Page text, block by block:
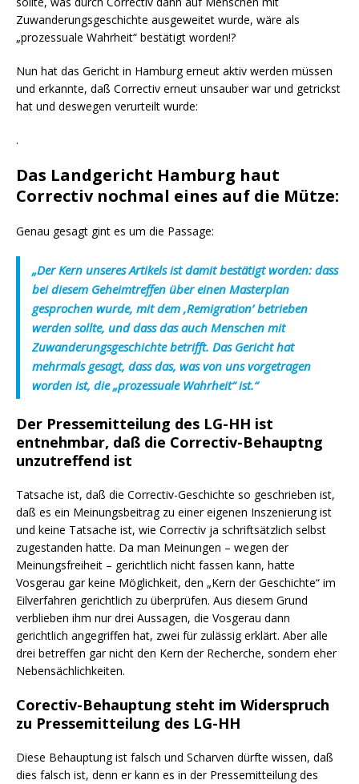
Zuwanderungsgeschichte ausgeweitet wurde, wäre als
„prozessuale Wahrheit“ bestätigt worden!?
Nun hat das Gericht in Hamburg erneut aktiv werden müssen
und erkannte, daß Correctiv erneut unsauber war und getrickst
hat und deswegen verurteilt wurde:
.
Das Landgericht Hamburg haut
Correctiv nochmal eines auf die Mütze:
Genau gesagt gint es um die Passage:
„Der Kern unseres Artikels ist damit bestätigt worden: dass
bei diesem Geheimtreffen über einen Masterplan
gesprochen wurde, mit dem ‚Remigration’ betrieben
werden sollte, und dass das auch Menschen mit
Zuwanderungsgeschichte betrifft. Das Gericht hat
mehrmals gesagt, dass das, was von uns vorgetragen
worden ist, die „prozessuale Wahrheit“ ist.“
Der Pressemitteilung des LG-HH ist
entnehmbar, daß die Correctiv-Behauptng
unzutreffend ist
Tatsache ist, daß die Correctiv-Geschichte so geschrieben ist,
daß es ein Meinungsbeitrag zu einer eigenen Inszenierung ist
und keine Tatsache ist, wie Correctiv ja schriftsätzlich selbst
zugestanden hatte. Da man Meinungen – wegen der
Meinungsfreiheit – gerichtlich nicht fassen kann, hatte
Vosgerau gar keine Möglichkeit, den „Kern der Geschichte“ im
Eilverfahren gerichtlich zu überprüfen. Aus diesem Grund
verblieben ihm nur drei Aussagen, die Vosgerau dann
gerichtlich angegriffen hat, zwei für zulässig erklärt. Aber alle
drei betreffen gar nicht den Kern der Recherche, sondern eher
Nebensächlichkeiten.
Corectiv-Behauptung steht im Widerspruch
zu Pressemitteilung des LG-HH
Diese Behauptung ist falsch und Scharven dürfte wissen, daß
dies falsch ist, denn er kann es in der Pressemitteilung des